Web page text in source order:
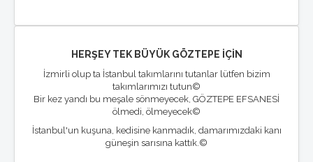
HERŞEY TEK BÜYÜK GÖZTEPE İÇİN
İzmirli olup ta İstanbul takımlarını tutanlar lütfen bizim
takımlarımızı tutun©
Bir kez yandı bu meşale sönmeyecek, GÖZTEPE EFSANESİ
ölmedi, ölmeyecek©
İstanbul'un kuşuna, kedisine kanmadık, damarımızdaki kanı
güneşin sarısına kattık.©